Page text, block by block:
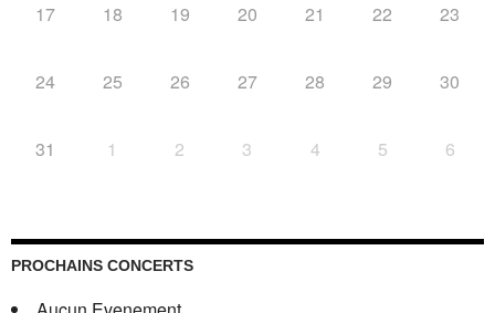
17 18 19 20 21 22 23
24 25 26 27 28 29 30
31 1 2 3 4 5 6
PROCHAINS CONCERTS